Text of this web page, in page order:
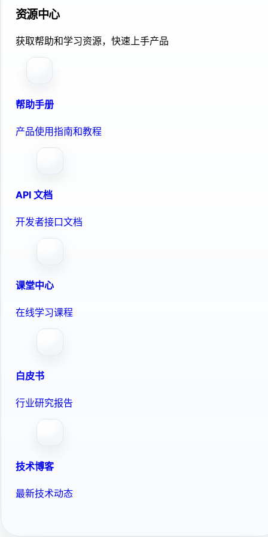
资源中心
获取帮助和学习资源，快速上手产品
帮助手册
产品使用指南和教程
API 文档
开发者接口文档
课堂中心
在线学习课程
白皮书
行业研究报告
技术博客
最新技术动态